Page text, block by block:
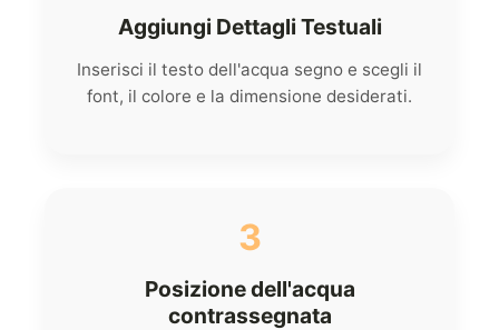
Aggiungi Dettagli Testuali
Inserisci il testo dell'acqua segno e scegli il
font, il colore e la dimensione desiderati.
3
Posizione dell'acqua
contrassegnata